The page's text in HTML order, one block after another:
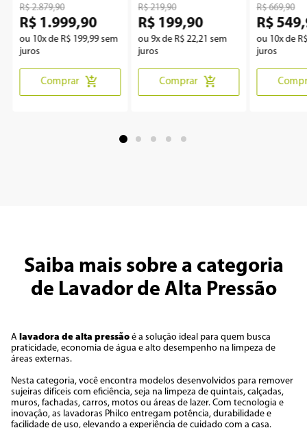
R$ 2.879,90
R$ 1.999,90
ou 10x de R$ 199,99sem
juros
Comprar
R$ 219,90
R$ 199,90
ou9x de R$ 22,21 sem
juros
Comprar
R$ 669,90
R$ 549,
ou 10x de
juros
Saiba mais sobre a categoria
de Lavador de Alta Pressão
A lavadora de alta pressão é a solução ideal para quem busca
praticidade, economia de água e alto desempenho na limpeza de
áreas externas.
Nesta categoria, você encontra modelos desenvolvidos para remover
sujeiras difíceis com eficiência, seja na limpeza de quintais, calçadas,
muros, fachadas, carros, motos ou áreas de lazer. Com tecnologia e
inovação, as lavadoras Philco entregam potência, durabilidade e
facilidade de uso, elevando a experiência de cuidado com a casa.